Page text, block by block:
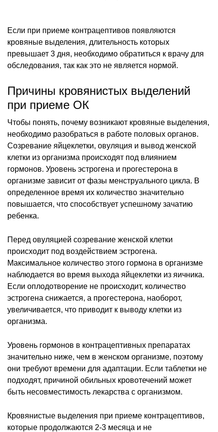
Если при приеме контрацептивов появляются
кровяные выделения, длительность которых
превышает 3 дня, необходимо обратиться к врачу для
обследования, так как это не является нормой.
Причины кровянистых выделений
при приеме ОК
Чтобы понять, почему возникают кровяные выделения,
необходимо разобраться в работе половых органов.
Созревание яйцеклетки, овуляция и вывод женской
клетки из организма происходят под влиянием
гормонов. Уровень эстрогена и прогестерона в
организме зависит от фазы менструального цикла. В
определенное время их количество значительно
повышается, что способствует успешному зачатию
ребенка.
Перед овуляцией созревание женской клетки
происходит под воздействием эстрогена.
Максимальное количество этого гормона в организме
наблюдается во время выхода яйцеклетки из яичника.
Если оплодотворение не происходит, количество
эстрогена снижается, а прогестерона, наоборот,
увеличивается, что приводит к выводу клетки из
организма.
Уровень гормонов в контрацептивных препаратах
значительно ниже, чем в женском организме, поэтому
они требуют времени для адаптации. Если таблетки не
подходят, причиной обильных кровотечений может
быть несовместимость лекарства с организмом.
Кровянистые выделения при приеме контрацептивов,
которые продолжаются 2-3 месяца и не